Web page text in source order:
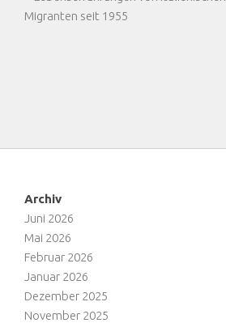
Migranten seit 1955
Archiv
Juni 2026
Mai 2026
Februar 2026
Januar 2026
Dezember 2025
November 2025